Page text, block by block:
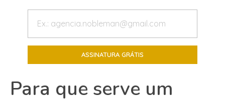
Para que serve um